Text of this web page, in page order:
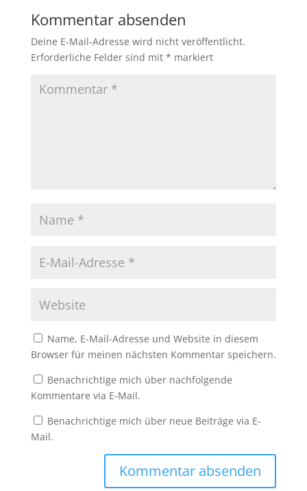
Kommentar absenden
Deine E-Mail-Adresse wird nicht veröffentlicht.
Erforderliche Felder sind mit * markiert
Name, E-Mail-Adresse und Website in diesem
Browser für meinen nächsten Kommentar speichern.
Benachrichtige mich über nachfolgende
Kommentare via E-Mail.
Benachrichtige mich über neue Beiträge via E-
Mail.